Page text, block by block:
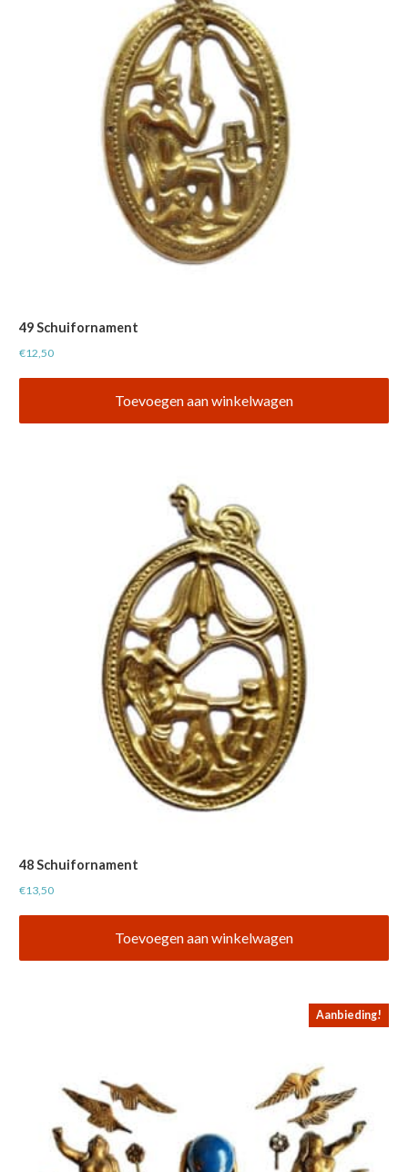
49 Schuifornament
€12,50
Toevoegen aan winkelwagen
48 Schuifornament
€13,50
Toevoegen aan winkelwagen
Aanbieding!